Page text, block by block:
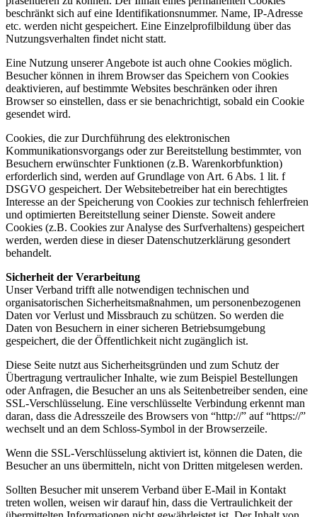
beschränkt sich auf eine Identifikationsnummer. Name, IP-Adresse
etc. werden nicht gespeichert. Eine Einzelprofilbildung über das
Nutzungsverhalten findet nicht statt.
Eine Nutzung unserer Angebote ist auch ohne Cookies möglich.
Besucher können in ihrem Browser das Speichern von Cookies
deaktivieren, auf bestimmte Websites beschränken oder ihren
Browser so einstellen, dass er sie benachrichtigt, sobald ein Cookie
gesendet wird.
Cookies, die zur Durchführung des elektronischen
Kommunikationsvorgangs oder zur Bereitstellung bestimmter, von
Besuchern erwünschter Funktionen (z.B. Warenkorbfunktion)
erforderlich sind, werden auf Grundlage von Art. 6 Abs. 1 lit. f
DSGVO gespeichert. Der Websitebetreiber hat ein berechtigtes
Interesse an der Speicherung von Cookies zur technisch fehlerfreien
und optimierten Bereitstellung seiner Dienste. Soweit andere
Cookies (z.B. Cookies zur Analyse des Surfverhaltens) gespeichert
werden, werden diese in dieser Datenschutzerklärung gesondert
behandelt.
Sicherheit der Verarbeitung
Unser Verband trifft alle notwendigen technischen und
organisatorischen Sicherheitsmaßnahmen, um personenbezogenen
Daten vor Verlust und Missbrauch zu schützen. So werden die
Daten von Besuchern in einer sicheren Betriebsumgebung
gespeichert, die der Öffentlichkeit nicht zugänglich ist.
Diese Seite nutzt aus Sicherheitsgründen und zum Schutz der
Übertragung vertraulicher Inhalte, wie zum Beispiel Bestellungen
oder Anfragen, die Besucher an uns als Seitenbetreiber senden, eine
SSL-Verschlüsselung. Eine verschlüsselte Verbindung erkennt man
daran, dass die Adresszeile des Browsers von “http://” auf “https://”
wechselt und an dem Schloss-Symbol in der Browserzeile.
Wenn die SSL-Verschlüsselung aktiviert ist, können die Daten, die
Besucher an uns übermitteln, nicht von Dritten mitgelesen werden.
Sollten Besucher mit unserem Verband über E-Mail in Kontakt
treten wollen, weisen wir darauf hin, dass die Vertraulichkeit der